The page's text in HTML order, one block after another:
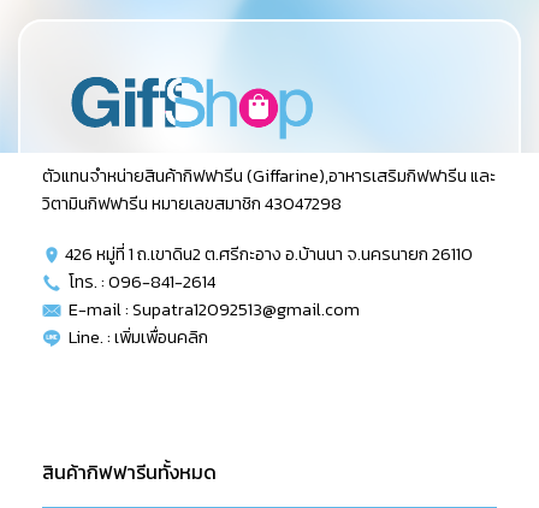
ตัวแทนจำหน่ายสินค้ากิฟฟารีน (Giffarine),อาหารเสริมกิฟฟารีน และ
วิตามินกิฟฟารีน หมายเลขสมาชิก 43047298
426 หมู่ที่ 1 ถ.เขาดิน2 ต.ศรีกะอาง อ.บ้านนา จ.นครนายก 26110
โทร. : 096-841-2614
E-mail : Supatra12092513@gmail.com
Line. :เพิ่มเพื่อนคลิก
สินค้ากิฟฟารีนทั้งหมด